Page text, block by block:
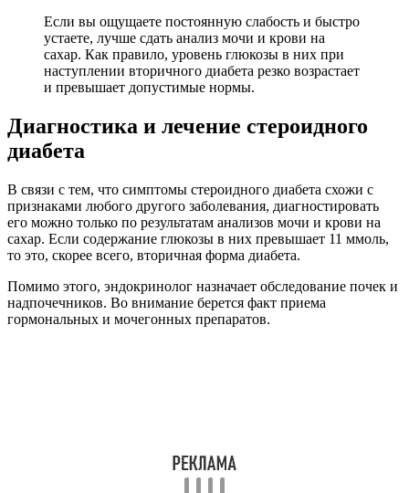
Если вы ощущаете постоянную слабость и быстро
устаете, лучше сдать анализ мочи и крови на
сахар. Как правило, уровень глюкозы в них при
наступлении вторичного диабета резко возрастает
и превышает допустимые нормы.
Диагностика и лечение стероидного
диабета
В связи с тем, что симптомы стероидного диабета схожи с
признаками любого другого заболевания, диагностировать
его можно только по результатам анализов мочи и крови на
сахар. Если содержание глюкозы в них превышает 11 ммоль,
то это, скорее всего, вторичная форма диабета.
Помимо этого, эндокринолог назначает обследование почек и
надпочечников. Во внимание берется факт приема
гормональных и мочегонных препаратов.